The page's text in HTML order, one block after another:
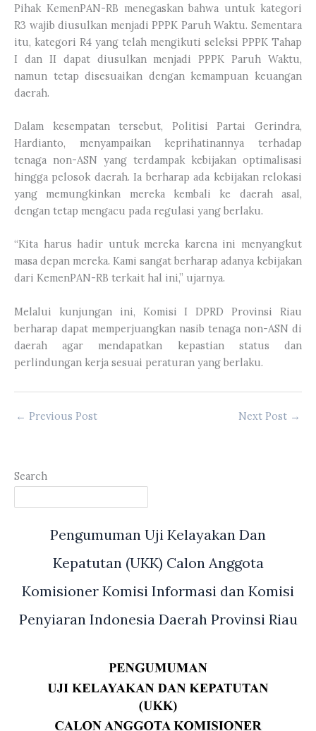
Pihak KemenPAN-RB menegaskan bahwa untuk kategori
R3 wajib diusulkan menjadi PPPK Paruh Waktu. Sementara
itu, kategori R4 yang telah mengikuti seleksi PPPK Tahap
I dan II dapat diusulkan menjadi PPPK Paruh Waktu,
namun tetap disesuaikan dengan kemampuan keuangan
daerah.
Dalam kesempatan tersebut, Politisi Partai Gerindra,
Hardianto, menyampaikan keprihatinannya terhadap
tenaga non-ASN yang terdampak kebijakan optimalisasi
hingga pelosok daerah. Ia berharap ada kebijakan relokasi
yang memungkinkan mereka kembali ke daerah asal,
dengan tetap mengacu pada regulasi yang berlaku.
“Kita harus hadir untuk mereka karena ini menyangkut
masa depan mereka. Kami sangat berharap adanya kebijakan
dari KemenPAN-RB terkait hal ini,” ujarnya.
Melalui kunjungan ini, Komisi I DPRD Provinsi Riau
berharap dapat memperjuangkan nasib tenaga non-ASN di
daerah agar mendapatkan kepastian status dan
perlindungan kerja sesuai peraturan yang berlaku.
← Previous Post Next Post →
Search
Pengumuman Uji Kelayakan Dan
Kepatutan (UKK) Calon Anggota
Komisioner Komisi Informasi dan Komisi
Penyiaran Indonesia Daerah Provinsi Riau